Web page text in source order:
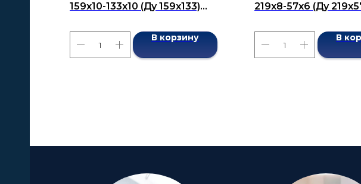
159х10-133х10 (Ду 159х133)
В корзину
219х8-57х6 (Ду
В